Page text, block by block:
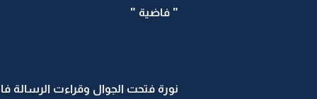
" فاضية "
نورة فتحت الجوال وقراءت الرسالة